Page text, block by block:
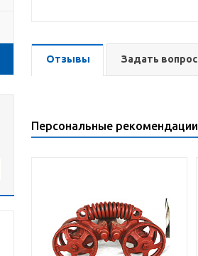
Отзывы Задать вопрос
Персональные рекомендации